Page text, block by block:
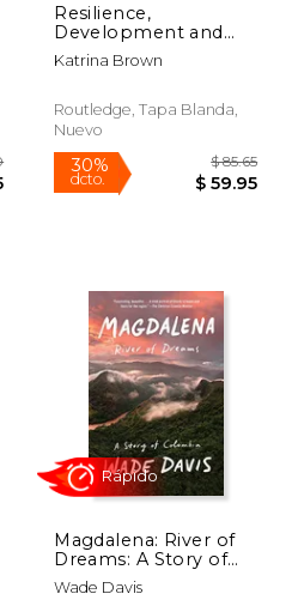
Resilience,
Development and
Global Change
Katrina Brown
Routledge, Tapa Blanda,
Nuevo
Magdalena: River of
Dreams: A Story of
Colombia (en Inglés)
Wade Davis